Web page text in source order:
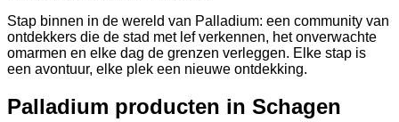
Stap binnen in de wereld van Palladium: een community van
ontdekkers die de stad met lef verkennen, het onverwachte
omarmen en elke dag de grenzen verleggen. Elke stap is
een avontuur, elke plek een nieuwe ontdekking.
Palladium producten in Schagen